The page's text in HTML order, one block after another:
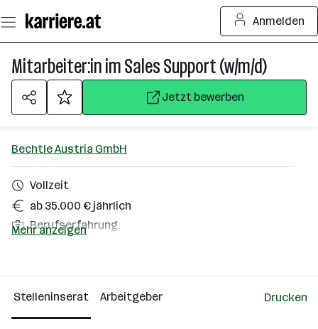
Seiteninhalt
springen
Anmelden
Mitarbeiter:in im Sales Support (w/m/d)
Jetzt bewerben
Bechtle Austria GmbH
Vollzeit
ab 35.000 € jährlich
Berufserfahrung
Mehr anzeigen
Stelleninserat Arbeitgeber Drucken